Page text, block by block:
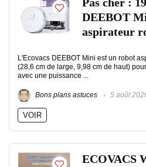
Pas cher :
DEEBOT
aspirateur
L'Ecovacs DEEBOT Mini est un robot
(28,6 cm de large, 9,98 cm de haut)
avec une puissance ...
Bons plans astuces 5 août
VOIR
ECOVACS